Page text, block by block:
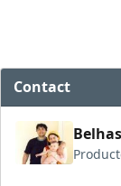
Contact